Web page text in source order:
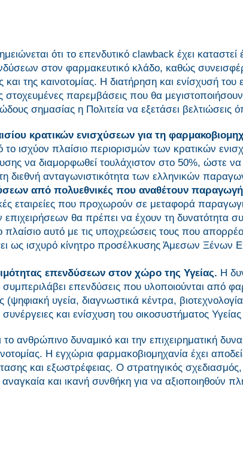
ότι το επενδυτικό clawback έχει
στον φαρμακευτικό κλάδο, καθώς
της καινοτομίας. Η διατήρηση και ενίσχυσή του
στοχευμένες παρεμβάσεις που θα
σημασίας η Πολιτεία να εξετάσει βελτιώσεις
κρατικών ενισχύσεων για τη
ισχύον πλαίσιο περιορισμών των κρατικών
να διαμορφωθεί τουλάχιστον στο 50%, ώστε
διεθνή ανταγωνιστικότητα των ελληνικών
από πολυεθνικές που αναθέτουν παραγωγή
εταιρείες που προχωρούν σε μεταφορά
επιχειρήσεων θα πρέπει να έχουν τη δυνατότητα
αυτό με τις υποχρεώσεις τους που
ως ισχυρό κίνητρο προσέλκυσης Άμεσων Ξένων
επενδύσεων στον χώρο της Υγείας. Η
επενδύσεις που υλοποιούνται από
(ψηφιακή υγεία, διαγνωστικά κέντρα,
και ενίσχυση του οικοσυστήματος
ανθρώπινο δυναμικό και την επιχειρηματική
Η εγχώρια φαρμακοβιομηχανία έχει
και εξωστρέφειας. Ο στρατηγικός
και ικανή συνθήκη για να αξιοποιηθούν